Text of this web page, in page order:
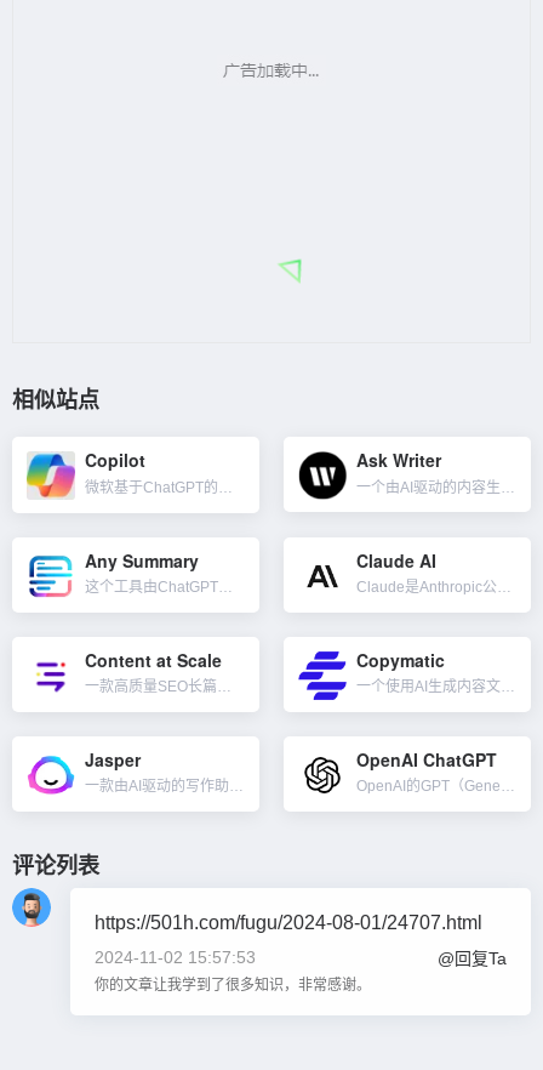
相似站点
Copilot Ask Writer
Any Summary Claude AI
Content at Scale
一款高质量SEO长篇博客文章AI内容生成工具。在几分钟内针对任何利基行业生成长篇、原创、无法检测的 SEO 博文，无需再外包写手进行内容创建、其它的 AI 编写器或用 ChatGPT 生成长文章的低效...
Copymatic
一个使用AI生成内容文案和图像的工具。使用Copymatic的人工智能驱动的内容编写器可以将简短描述生成1000多字的文章。包括任何文章元素，例如标题、简介、大纲、正文或结论。...
Jasper
一款由AI驱动的写作助手和文案内容生成工具。利用了先进的自然语言处理（NLP）技术和深度学习算法，以辅助用户快速、轻松地创建高质量的文字内容。Jasper AI 主要针对内容创作者、博主、营销人员以及...
OpenAI ChatGPT
OpenAI的GPT（Generative Pretrained Transformer）是一个基于transformer架构的神经网络模型，它以无监督的方式在大量的文本数据语料库中进行训练。Chat...
评论列表
https://501h.com/fugu/2024-08-01/24707.html
@回复Ta
2024-11-02 15:57:53
你的文章让我学到了很多知识，非常感谢。